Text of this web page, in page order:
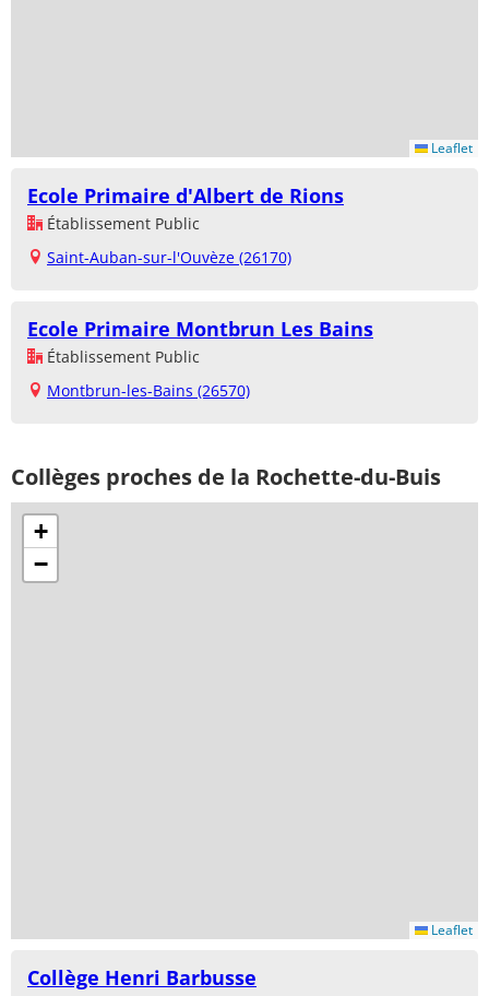
Leaflet
Ecole Primaire d'Albert de Rions
Établissement Public
Saint-Auban-sur-l'Ouvèze (26170)
Ecole Primaire Montbrun Les Bains
Établissement Public
Montbrun-les-Bains (26570)
Collèges proches de la Rochette-du-Buis
+
−
Leaflet
Collège Henri Barbusse